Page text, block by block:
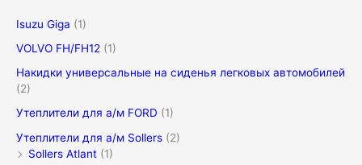
Isuzu Giga (1)
VOLVO FH/FH12 (1)
Накидки универсальные на сиденья легковых автомобилей
(2)
Утеплители для а/м FORD (1)
Утеплители для а/м Sollers (2)
Sollers Atlant (1)